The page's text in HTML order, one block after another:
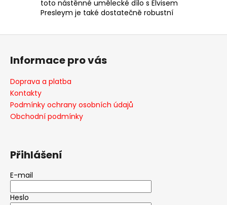
toto nástěnné umělecké dílo s Elvisem
Presleym je také dostatečně robustní
Z
Informace pro vás
Doprava a platba
Kontakty
Podmínky ochrany osobních údajů
Obchodní podmínky
Přihlášení
E-mail
Heslo